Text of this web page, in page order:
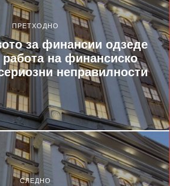
ПРЕТХОДНО
за финансии одзеде
на финансиско
неправилности
СЛЕДНО